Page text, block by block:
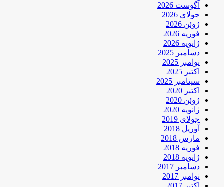
آگوست 2026
جولای 2026
ژوئن 2026
فوریه 2026
ژانویه 2026
دسامبر 2025
نوامبر 2025
اکتبر 2025
سپتامبر 2025
اکتبر 2020
ژوئن 2020
ژانویه 2020
جولای 2019
آوریل 2018
مارس 2018
فوریه 2018
ژانویه 2018
دسامبر 2017
نوامبر 2017